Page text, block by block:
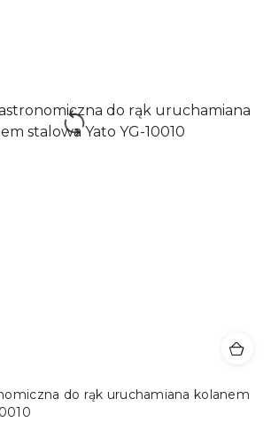
do rąk uruchamiana kolanem